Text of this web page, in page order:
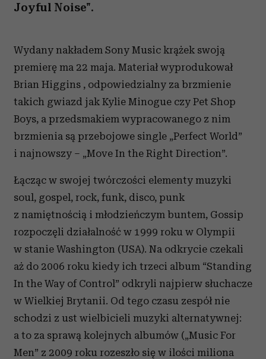
Joyful Noise".
Wydany nakładem Sony Music krążek swoją
premierę ma 22 maja. Materiał wyprodukował
Brian Higgins , odpowiedzialny za brzmienie
takich gwiazd jak Kylie Minogue czy Pet Shop
Boys, a przedsmakiem wypracowanego z nim
brzmienia są przebojowe single „Perfect World”
i najnowszy – „Move In the Right Direction”.
Łącząc w swojej twórczości elementy muzyki
soul, gospel, rock, funk, disco, punk
z namiętnością i młodzieńczym buntem, Gossip
rozpoczęli działalność w 1999 roku w Olympii
w stanie Washington (USA). Na odkrycie czekali
aż do 2006 roku kiedy ich trzeci album “Standing
In the Way of Control” odkryli najpierw słuchacze
w Wielkiej Brytanii. Od tego czasu zespół nie
schodzi z ust wielbicieli muzyki alternatywnej:
a to za sprawą kolejnych albumów („Music For
Men” z 2009 roku rozeszło się w ilości miliona